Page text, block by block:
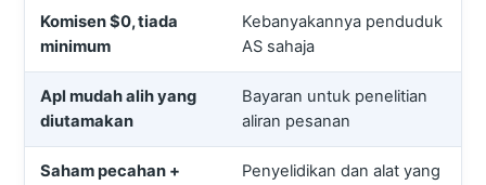
Komisen $0, tiada
minimum
Kebanyakannya penduduk
AS sahaja
Apl mudah alih yang
diutamakan
Bayaran untuk penelitian
aliran pesanan
Saham pecahan +
Penyelidikan dan alat yang